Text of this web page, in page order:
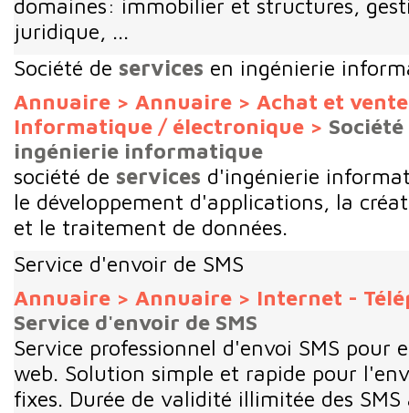
domaines: immobilier et structures,
juridique, ...
Société de services en ingénierie
Annuaire > Annuaire > Achat et
Informatique / électronique >
ingénierie informatique
société de services d'ingénierie
le développement d'applications, la
et le traitement de données.
Service d'envoir de SMS
Annuaire > Annuaire > Internet -
Service d'envoir de SMS
Service professionnel d'envoi SMS pour
web. Solution simple et rapide pour
fixes. Durée de validité illimitée des SMS